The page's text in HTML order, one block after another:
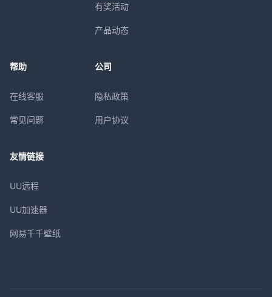
有奖活动
产品动态
帮助
在线客服
常见问题
公司
隐私政策
用户协议
友情链接
UU远程
UU加速器
网易千千壁纸